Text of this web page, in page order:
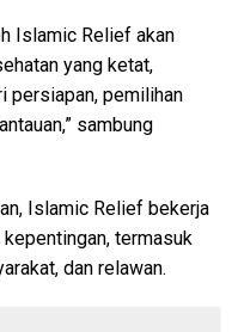
Islamic Relief akan
yang ketat,
persiapan, pemilihan
sambung
Islamic Relief bekerja
termasuk
dan relawan.